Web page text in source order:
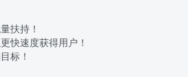
具
13 头条自动化操作发布文
取收益 单机单号一天下
扶持！
快速度获得用户！
标！